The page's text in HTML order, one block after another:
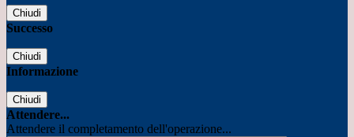
Chiudi
Successo
Chiudi
Informazione
Chiudi
Attendere...
Attendere il completamento dell'operazione...